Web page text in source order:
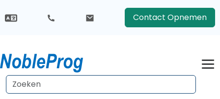
Contact Opnemen